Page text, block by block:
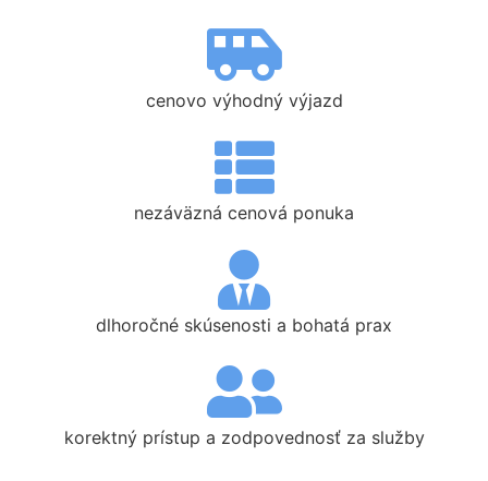
cenovo výhodný výjazd
nezáväzná cenová ponuka
dlhoročné skúsenosti a bohatá prax
korektný prístup a zodpovednosť za služby